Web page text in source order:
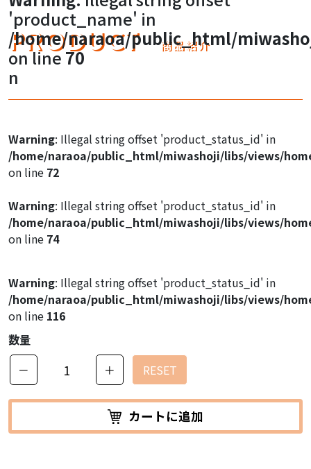
PRODUCT 商品紹介
/home/naraoa/public_html/miwashoji/libs/views/
on line
Warning: Illegal string offset 'product_image1' in
/home/naraoa/public_html/miwashoji/libs/views/
/home/naraoa/public_html/miwashoji/libs/views/
on line47
/home/naraoa/public_html/miwashoji/libs/views/
on line47
'product_name' in
/home/naraoa/public_html/
on line70
n
Warning: Illegal string offset 'product_status_id' in
/home/naraoa/public_html/miwashoji/libs/views/
on line 72
Warning: Illegal string offset 'product_status_id' in
/home/naraoa/public_html/miwashoji/libs/views/
on line 74
Warning: Illegal string offset 'product_status_id' in
/home/naraoa/public_html/miwashoji/libs/views/
on line 116
数量
－
＋ RESET
カートに追加